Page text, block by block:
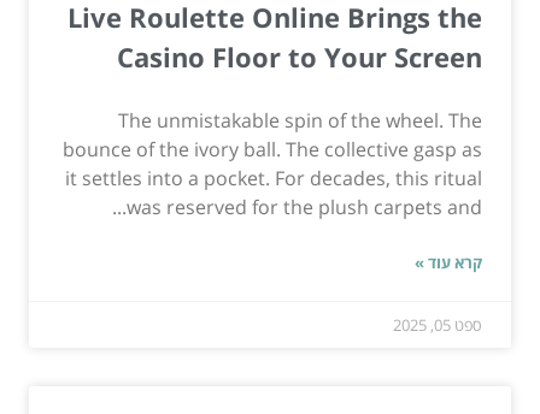
Live Roulette Online Brings the
Casino Floor to Your Screen
The unmistakable spin of the wheel. The
bounce of the ivory ball. The collective gasp as
it settles into a pocket. For decades, this ritual
was reserved for the plush carpets and...
קרא עוד »
ספט 05, 2025